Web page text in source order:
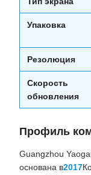
Упаковка
Резолюция
Скорость
обновления
Профиль
Guangzhou
основана в2017